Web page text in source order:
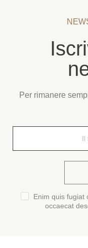
Per rimanere
Enim quis fugiat
occaecat